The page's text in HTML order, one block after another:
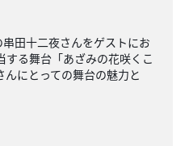
田十二夜さんをゲストにお
る舞台「あざみの花咲くこ
にとっての舞台の魅力と